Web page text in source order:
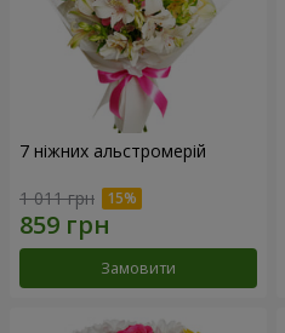
7 ніжних альстромерій
1 011 грн
Замовити